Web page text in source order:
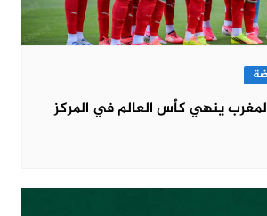
ينهي كأس العالم في المركز